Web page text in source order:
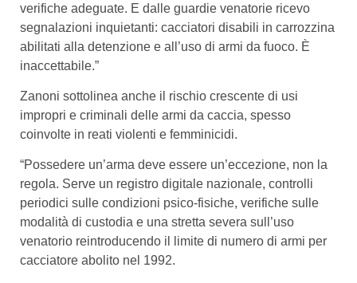
verifiche adeguate. E dalle guardie venatorie ricevo
segnalazioni inquietanti: cacciatori disabili in carrozzina
abilitati alla detenzione e all’uso di armi da fuoco. È
inaccettabile.”
Zanoni sottolinea anche il rischio crescente di usi
impropri e criminali delle armi da caccia, spesso
coinvolte in reati violenti e femminicidi.
“Possedere un’arma deve essere un’eccezione, non la
regola. Serve un registro digitale nazionale, controlli
periodici sulle condizioni psico-fisiche, verifiche sulle
modalità di custodia e una stretta severa sull’uso
venatorio reintroducendo il limite di numero di armi per
cacciatore abolito nel 1992.